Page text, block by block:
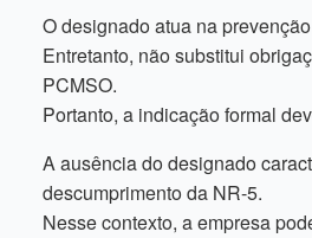
O designado atua na
Entretanto, não substitui
PCMSO.
Portanto, a indicação formal
A ausência do designado
descumprimento da NR-5.
Nesse contexto, a empresa